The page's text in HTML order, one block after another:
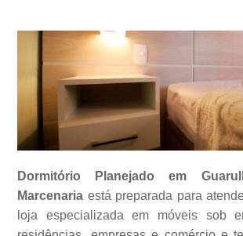
Dormitório Planejado em
Marcenaria está preparada para
loja especializada em móveis sob